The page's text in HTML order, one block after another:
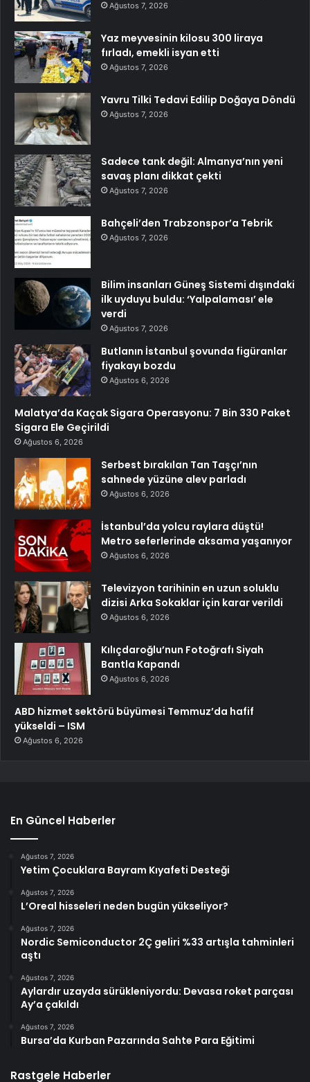
Ağustos 7, 2026
Yaz meyvesinin kilosu 300 liraya
fırladı, emekli isyan etti
Ağustos 7, 2026
Yavru Tilki Tedavi Edilip Doğaya Döndü
Ağustos 7, 2026
Sadece tank değil: Almanya’nın yeni
savaş planı dikkat çekti
Ağustos 7, 2026
Bahçeli’den Trabzonspor’a Tebrik
Ağustos 7, 2026
Bilim insanları Güneş Sistemi dışındaki
ilk uyduyu buldu: ‘Yalpalaması’ ele
verdi
Ağustos 7, 2026
Butlanın İstanbul şovunda figüranlar
fiyakayı bozdu
Ağustos 6, 2026
Malatya’da Kaçak Sigara Operasyonu: 7 Bin 330 Paket
Sigara Ele Geçirildi
Ağustos 6, 2026
Serbest bırakılan Tan Taşçı’nın
sahnede yüzüne alev parladı
Ağustos 6, 2026
İstanbul’da yolcu raylara düştü!
Metro seferlerinde aksama yaşanıyor
Ağustos 6, 2026
Televizyon tarihinin en uzun soluklu
dizisi Arka Sokaklar için karar verildi
Ağustos 6, 2026
Kılıçdaroğlu’nun Fotoğrafı Siyah
Bantla Kapandı
Ağustos 6, 2026
ABD hizmet sektörü büyümesi Temmuz’da hafif
yükseldi – ISM
Ağustos 6, 2026
En Güncel Haberler
Ağustos 7, 2026
Yetim Çocuklara Bayram Kıyafeti Desteği
Ağustos 7, 2026
L’Oreal hisseleri neden bugün yükseliyor?
Ağustos 7, 2026
Nordic Semiconductor 2Ç geliri %33 artışla tahminleri
aştı
Ağustos 7, 2026
Aylardır uzayda sürükleniyordu: Devasa roket parçası
Ay’a çakıldı
Ağustos 7, 2026
Bursa’da Kurban Pazarında Sahte Para Eğitimi
Rastgele Haberler